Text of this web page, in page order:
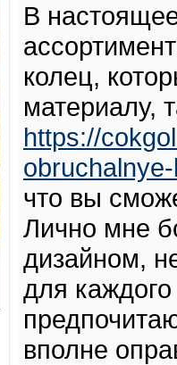
В
колец,
материалу,
https://
что вы
Лично мне
дизайном,
для
вполне